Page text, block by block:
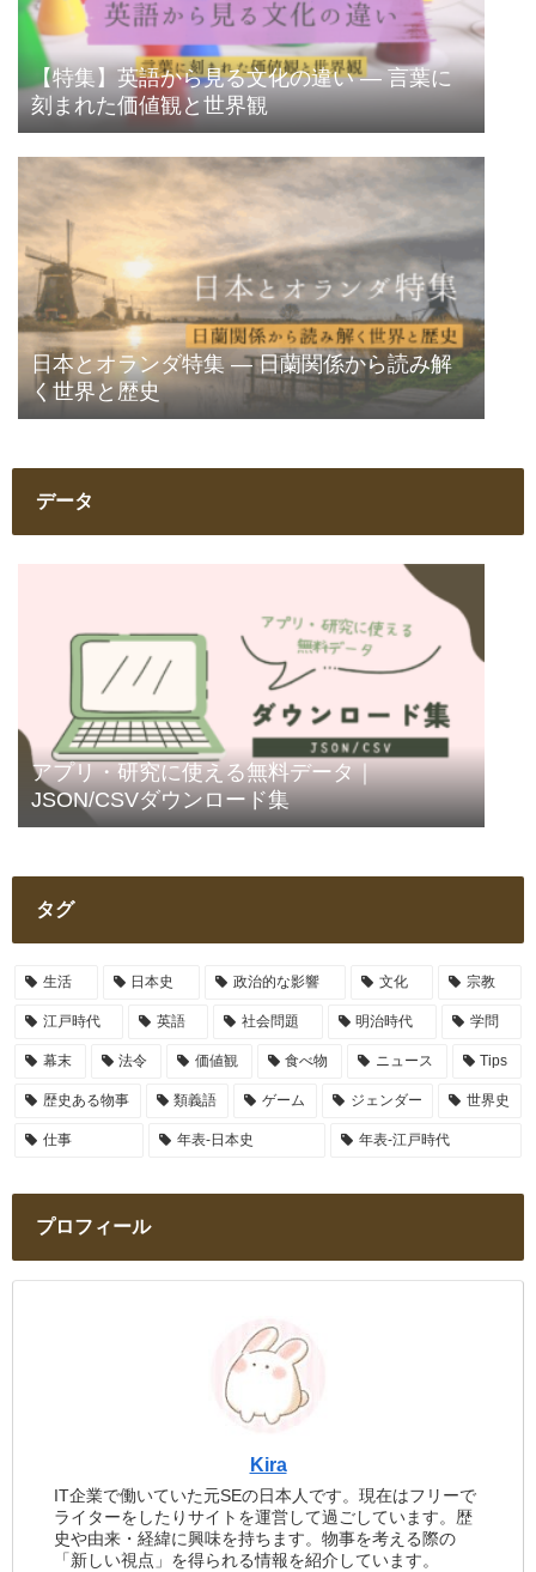
【特集】英語から見る文化の違い ― 言葉に
刻まれた価値観と世界観
日本とオランダ特集 ― 日蘭関係から読み解
く世界と歴史
データ
アプリ・研究に使える無料データ｜
JSON/CSVダウンロード集
タグ
生活 日本史 政治的な影響 文化 宗教
江戸時代 英語 社会問題 明治時代 学問
幕末 法令 価値観 食べ物 ニュース Tips
歴史ある物事 類義語 ゲーム ジェンダー 世界史
仕事 年表-日本史 年表-江戸時代
プロフィール
Kira
IT企業で働いていた元SEの日本人です。現在はフリーで
ライターをしたりサイトを運営して過ごしています。歴
史や由来・経緯に興味を持ちます。物事を考える際の
「新しい視点」を得られる情報を紹介しています。